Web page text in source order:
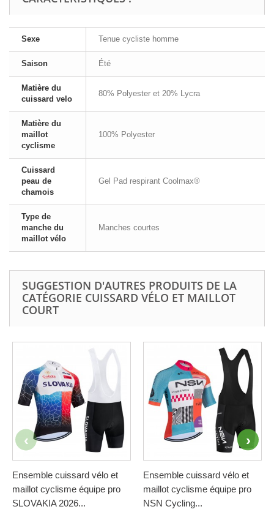
Sexe Tenue cycliste homme
Saison Été
Matière du
cuissard velo
80% Polyester et 20% Lycra
Matière du
maillot
cyclisme
100% Polyester
Cuissard
peau de
chamois
Gel Pad respirant Coolmax®
Type de
manche du
maillot vélo
Manches courtes
SUGGESTION D'AUTRES PRODUITS DE LA
CATÉGORIE CUISSARD VÉLO ET MAILLOT
COURT
Ensemble cuissard vélo et
maillot cyclisme équipe pro
SLOVAKIA 2026...
Ensemble cuissard vélo et
maillot cyclisme équipe pro
NSN Cycling...